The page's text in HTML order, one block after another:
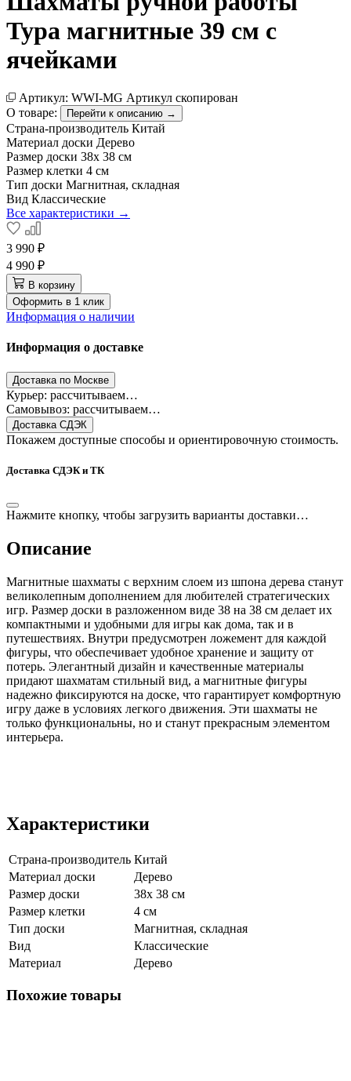
Тура магнитные 39 см с
ячейками
Артикул: WWI-MG Артикул скопирован
О товаре:
Перейти к описанию →
Страна-производитель Китай
Материал доски Дерево
Размер доски 38х 38 см
Размер клетки 4 см
Тип доски Магнитная, складная
Вид Классические
Все характеристики →
3 990 ₽
4 990 ₽
В корзину
Оформить в 1 клик
Информация о наличии
Информация о доставке
Доставка по Москве
Курьер: рассчитываем…
Самовывоз: рассчитываем…
Доставка СДЭК
Покажем доступные способы и ориентировочную стоимость.
Доставка СДЭК и ТК
Нажмите кнопку, чтобы загрузить варианты доставки…
Описание
Магнитные шахматы с верхним слоем из шпона дерева станут
великолепным дополнением для любителей стратегических
игр. Размер доски в разложенном виде 38 на 38 см делает их
компактными и удобными для игры как дома, так и в
путешествиях. Внутри предусмотрен ложемент для каждой
фигуры, что обеспечивает удобное хранение и защиту от
потерь. Элегантный дизайн и качественные материалы
придают шахматам стильный вид, а магнитные фигуры
надежно фиксируются на доске, что гарантирует комфортную
игру даже в условиях легкого движения. Эти шахматы не
только функциональны, но и станут прекрасным элементом
интерьера.
Характеристики
Страна-производитель Китай
Материал доски
Дерево
Размер доски
38х 38 см
Размер клетки
4 см
Тип доски
Магнитная, складная
Вид
Классические
Материал
Дерево
Похожие товары